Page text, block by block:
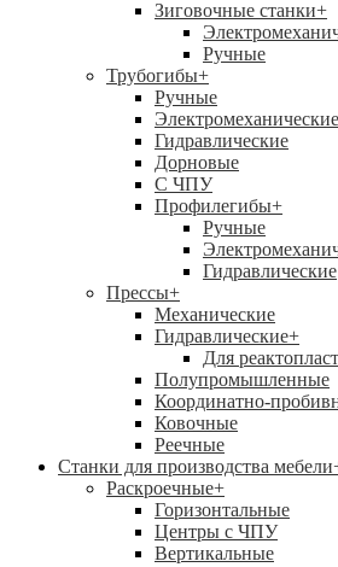
Зиговочные станки+
Ручные
Трубогибы+
Ручные
Электромеханические
Гидравлические
Дорновые
С ЧПУ
Профилегибы+
Ручные
Гидравлические
Прессы+
Механические
Гидравлические+
Для
Полупромышленные
Координатно-
Ковочные
Реечные
Станки для производства мебели
Раскроечные+
Горизонтальные
Центры с ЧПУ
Вертикальные